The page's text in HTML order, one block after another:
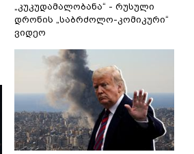
„კუკუდამალობანა“ - რუსული
დრონის „საბრძოლო-კომიკური“
ვიდეო